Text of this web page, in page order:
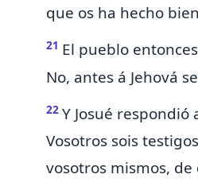
que os ha hecho
21 El pueblo
No, antes á Jehová
22 Y Josué respondió
Vosotros sois
vosotros mismos, de